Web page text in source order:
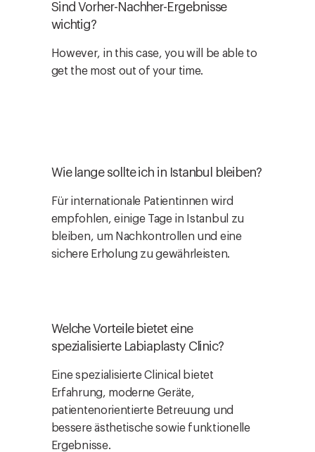
Sind Vorher-Nachher-Ergebnisse
wichtig?
However, in this case, you will be able to
get the most out of your time.
Wie lange sollte ich in Istanbul bleiben?
Für internationale Patientinnen wird
empfohlen, einige Tage in Istanbul zu
bleiben, um Nachkontrollen und eine
sichere Erholung zu gewährleisten.
Welche Vorteile bietet eine
spezialisierte Labiaplasty Clinic?
Eine spezialisierte Clinical bietet
Erfahrung, moderne Geräte,
patientenorientierte Betreuung und
bessere ästhetische sowie funktionelle
Ergebnisse.